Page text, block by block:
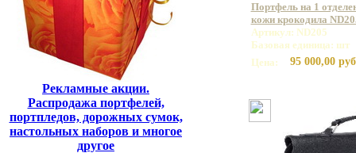
Рекламные акции.
Распродажа портфелей,
портпледов, дорожных сумок,
настольных наборов и многое
другое
Портфель на 1
кожи крокодила
Артикул: ND205
Базовая единица: шт
Цена:
95 000,00